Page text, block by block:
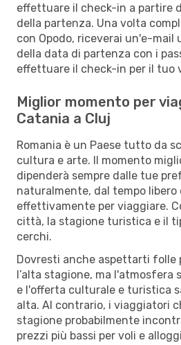
effettuare il check-in a partire
della partenza. Una volta
con Opodo, riceverai un'e-mail
della data di partenza con i
effettuare il check-in per il tuo
Miglior momento per
Catania a Cluj
Romania è un Paese tutto da
cultura e arte. Il momento
dipenderà sempre dalle tue
naturalmente, dal tempo libero
effettivamente per viaggiare.
città, la stagione turistica e il
cerchi.
Dovresti anche aspettarti folle
l’alta stagione, ma l'atmosfera
e l'offerta culturale e turistica
alta. Al contrario, i viaggiatori
stagione probabilmente
prezzi più bassi per voli e